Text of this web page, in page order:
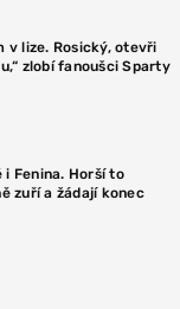
v lize. Rosický, otevři
zlobí fanoušci Sparty
i Fenina. Horší to
zuří a žádají konec